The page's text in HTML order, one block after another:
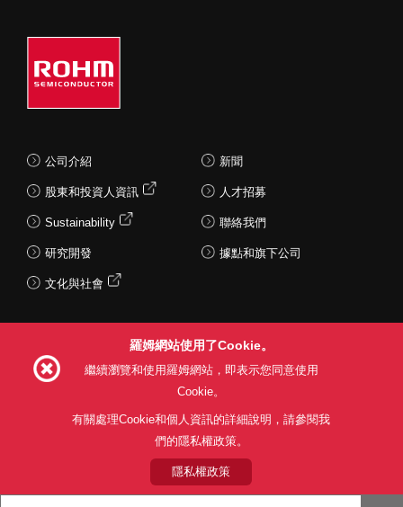
公司介紹
股東和投資人資訊
Sustainability
研究開發
文化與社會
新聞
人才招募
聯絡我們
據點和旗下公司
利用目的 隱私權政策
關於本公司產品銷售之標準條款(PDF)
羅姆網站使用了Cookie。
繼續瀏覽和使用羅姆網站，即表示您同意使用
Cookie。
有關處理Cookie和個人資訊的詳細說明，請參閱我
們的隱私權政策。
隱私權政策